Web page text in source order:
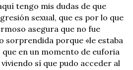
tengo mis dudas de que
sexual, que es por lo que
asegura que no fue
sorprendida porque «le estaba
que en un momento de euforia
sí que pudo acceder al